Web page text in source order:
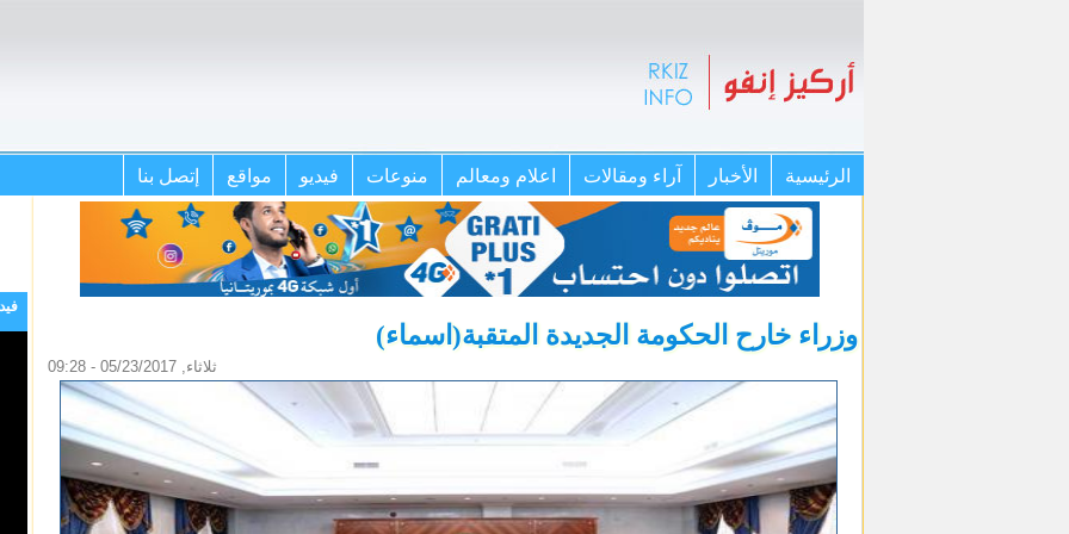
الرئيسية الأخبار آراء ومقالات اعلام ومعالم منوعات فيديو مواقع إتصل بنا
وزراء خارح الحكومة الجديدة المتقبة(اسماء)
ثلاثاء, 05/23/2017 - 09:28